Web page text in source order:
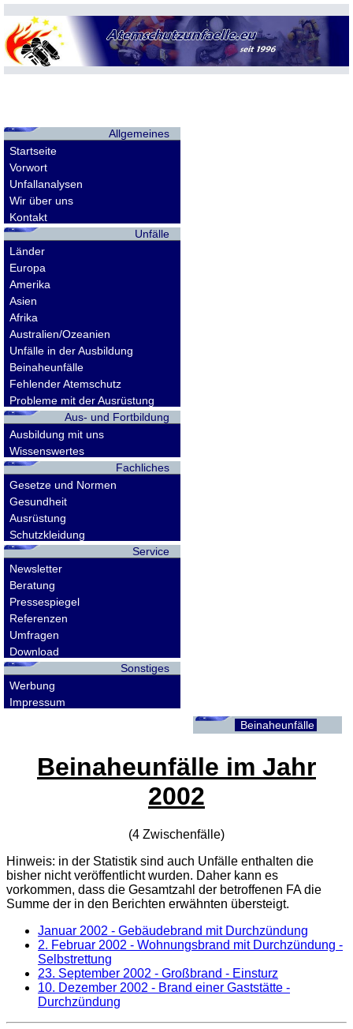
Allgemeines
Startseite
Vorwort
Unfallanalysen
Wir über uns
Kontakt
Unfälle
Länder
Europa
Amerika
Asien
Afrika
Australien/Ozeanien
Unfälle in der Ausbildung
Beinaheunfälle
Fehlender Atemschutz
Probleme mit der Ausrüstung
Aus- und Fortbildung
Ausbildung mit uns
Wissenswertes
Fachliches
Gesetze und Normen
Gesundheit
Ausrüstung
Schutzkleidung
Service
Newsletter
Beratung
Pressespiegel
Referenzen
Umfragen
Download
Sonstiges
Werbung
Impressum
Beinaheunfälle
Beinaheunfälle im Jahr
2002
(4 Zwischenfälle)
Hinweis: in der Statistik sind auch Unfälle enthalten die
bisher nicht veröffentlicht wurden. Daher kann es
vorkommen, dass die Gesamtzahl der betroffenen FAdie
Summe der in den Berichten erwähnten übersteigt.
Januar 2002 - Gebäudebrand mit Durchzündung
2. Februar 2002 - Wohnungsbrand mit Durchzündung -
Selbstrettung
23. September 2002 - Großbrand - Einsturz
10. Dezember 2002 - Brand einer Gaststätte -
Durchzündung